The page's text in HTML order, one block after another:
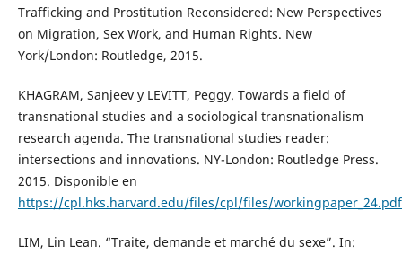
Trafficking and Prostitution Reconsidered: New Perspectives
on Migration, Sex Work, and Human Rights. New
York/London: Routledge, 2015.
KHAGRAM, Sanjeev y LEVITT, Peggy. Towards a field of
transnational studies and a sociological transnationalism
research agenda. The transnational studies reader:
intersections and innovations. NY-London: Routledge Press.
2015. Disponible en
https://cpl.hks.harvard.edu/files/cpl/files/workingpaper_24.pdf
LIM, Lin Lean. “Traite, demande et marché du sexe”. In: